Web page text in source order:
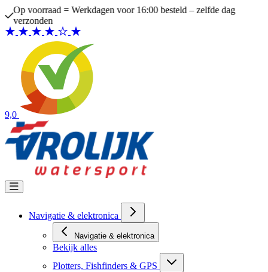
Ga naar de inhoud
Op voorraad = Werkdagen voor 16:00 besteld – zelfde dag
verzonden
9,0
Navigatie & elektronica
Navigatie & elektronica
Bekijk alles
Plotters, Fishfinders & GPS